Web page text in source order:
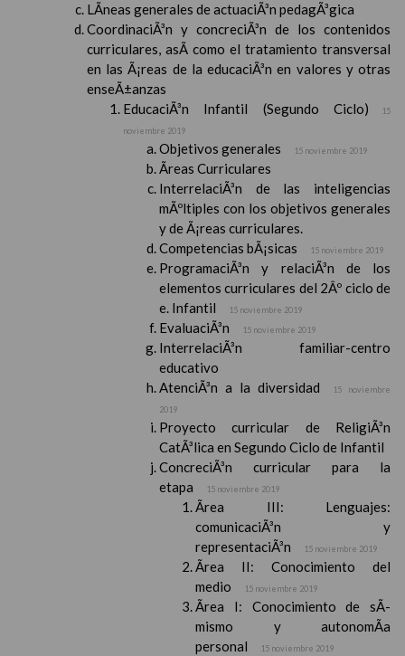
LÃ­neas generales de actuaciÃ³n pedagÃ³gica
CoordinaciÃ³n y concreciÃ³n de los contenidos
curriculares, asÃ­ como el tratamiento transversal
en las Ã¡reas de la educaciÃ³n en valores y otras
enseÃ±anzas
EducaciÃ³n Infantil (Segundo Ciclo)
15
noviembre 2019
Objetivos generales 15 noviembre 2019
Ãreas Curriculares
InterrelaciÃ³n de las inteligencias
mÃºltiples con los objetivos generales
y de Ã¡reas curriculares.
Competencias bÃ¡sicas
15 noviembre 2019
ProgramaciÃ³n y relaciÃ³n de los
elementos curriculares del 2Âº ciclo de
e. Infantil
15 noviembre 2019
EvaluaciÃ³n 15 noviembre 2019
InterrelaciÃ³n familiar-centro
educativo
AtenciÃ³n a la diversidad
15 noviembre
2019
Proyecto curricular de ReligiÃ³n
CatÃ³lica en Segundo Ciclo de Infantil
ConcreciÃ³n curricular para la
etapa
15 noviembre 2019
Ãrea III: Lenguajes:
comunicaciÃ³n y
representaciÃ³n
15 noviembre 2019
Ãrea II: Conocimiento del
medio
15 noviembre 2019
Ãrea I: Conocimiento de sÃ­
mismo y autonomÃ­a
personal
15 noviembre 2019